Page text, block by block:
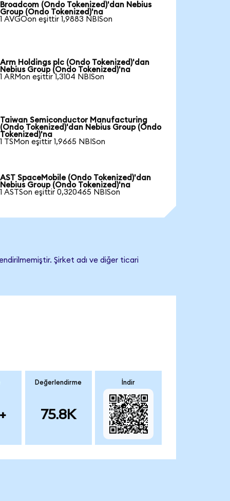
Broadcom (Ondo Tokenized)'dan Nebius
Group (Ondo Tokenized)'na
1 AVGOon eşittir 1,9883 NBISon
Arm Holdings plc (Ondo Tokenized)'dan
Nebius Group (Ondo Tokenized)'na
1 ARMon eşittir 1,3104 NBISon
Taiwan Semiconductor Manufacturing
(Ondo Tokenized)'dan Nebius Group (Ondo
Tokenized)'na
1 TSMon eşittir 1,9665 NBISon
AST SpaceMobile (Ondo Tokenized)'dan
Nebius Group (Ondo Tokenized)'na
1 ASTSon eşittir 0,320465 NBISon
Şirket adı ve diğer ticari
Değerlendirme
75.8K
İndir